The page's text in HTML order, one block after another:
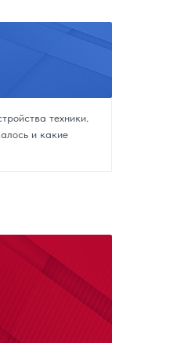
техники.
и какие